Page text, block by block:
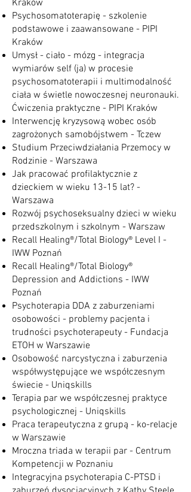
Kraków
Psychosomatoterapię - szkolenie
podstawowe i zaawansowane - PIPI
Kraków
Umysł - ciało - mózg - integracja
wymiarów self (ja) w procesie
psychosomatoterapii i multimodalność
ciała w świetle nowoczesnej neuronauki.
Ćwiczenia praktyczne - PIPI Kraków
Interwencję kryzysową wobec osób
zagrożonych samobójstwem - Tczew
Studium Przeciwdziałania Przemocy w
Rodzinie - Warszawa
Jak pracować profilaktycznie z
dzieckiem w wieku 13-15 lat? -
Warszawa
Rozwój psychoseksualny dzieci w wieku
przedszkolnym i szkolnym - Warszaw
Recall Healing®/Total Biology® Level I -
IWW Poznań
Recall Healing®/Total Biology®
Depression and Addictions - IWW
Poznań
Psychoterapia DDA z zaburzeniami
osobowości - problemy pacjenta i
trudności psychoterapeuty - Fundacja
ETOH w Warszawie
Osobowość narcystyczna i zaburzenia
współwystępujące we współczesnym
świecie - Uniqskills
Terapia par we współczesnej praktyce
psychologicznej - Uniqskills
Praca terapeutyczna z grupą - ko-relacje
w Warszawie
Mroczna triada w terapii par - Centrum
Kompetencji w Poznaniu
Integracyjna psychoterapia C-PTSD i